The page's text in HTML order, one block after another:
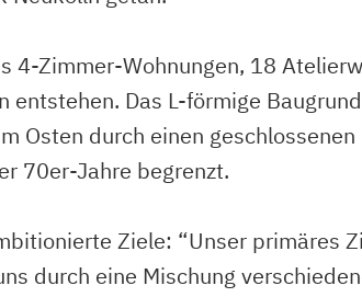
Zimmer-Wohnungen, 18
Das L-förmige
Osten durch einen
70er-Jahre begrenzt.
Ziele: “Unser primäres
durch eine Mischung